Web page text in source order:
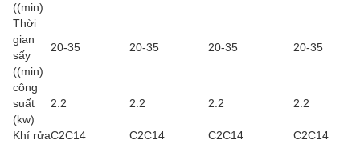
((min)
Thời
gian
sấy
((min)
20-35 20-35 20-35 20-35
công
suất
(kw)
2.2 2.2 2.2 2.2
Khí rửaC2C14 C2C14 C2C14
C2C14